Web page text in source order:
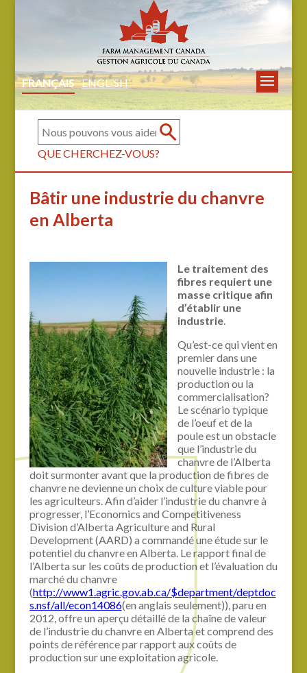
FRANÇAIS ENGLISH
QUE CHERCHEZ-VOUS?
Bâtir une industrie du chanvre
en Alberta
Le traitement des
fibres requiert une
masse critique afin
d’établir une
industrie.
Qu’est-ce qui vient en
premier dans une
nouvelle industrie : la
production ou la
commercialisation?
Le scénario typique
de l’oeuf et de la
poule est un obstacle
que l’industrie du
chanvre de l’Alberta
doit surmonter avant que la production de fibres de
chanvre ne devienne un choix de culture viable pour
les agriculteurs. Afin d’aider l’industrie du chanvre à
progresser, l’Economics and Competitiveness
Division d’Alberta Agriculture and Rural
Development (AARD) a commandé une étude sur le
potentiel du chanvre en Alberta. Le rapport final de
l’Alberta sur les coûts de production et l’évaluation du
marché du chanvre
(http://www1.agric.gov.ab.ca/$department/deptdoc
s.nsf/all/econ14086(en anglais seulement)), paru en
2012, offre un aperçu détaillé de la chaîne de valeur
de l’industrie du chanvre en Alberta et comprend des
points de référence par rapport aux coûts de
production sur une exploitation agricole.